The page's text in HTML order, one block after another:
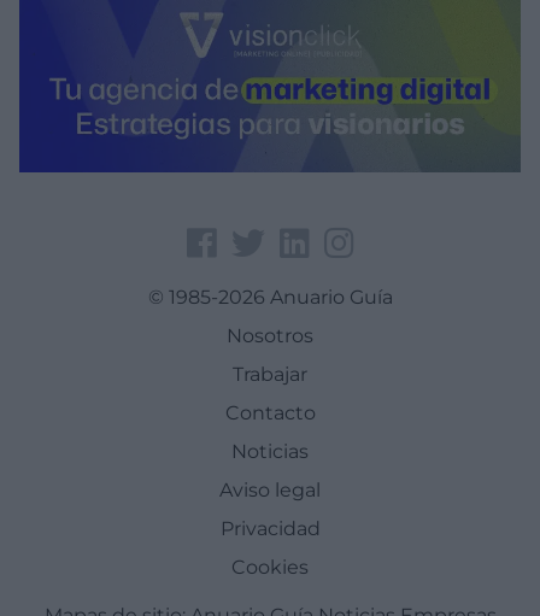
© 1985-2026 Anuario Guía
Nosotros
Trabajar
Contacto
Noticias
Aviso legal
Privacidad
Cookies